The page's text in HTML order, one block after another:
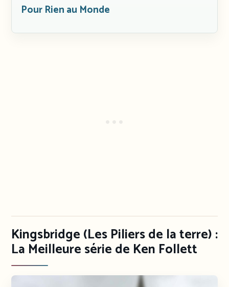
Pour Rien au Monde
Kingsbridge (Les Piliers de la terre) :
La Meilleure série de Ken Follett